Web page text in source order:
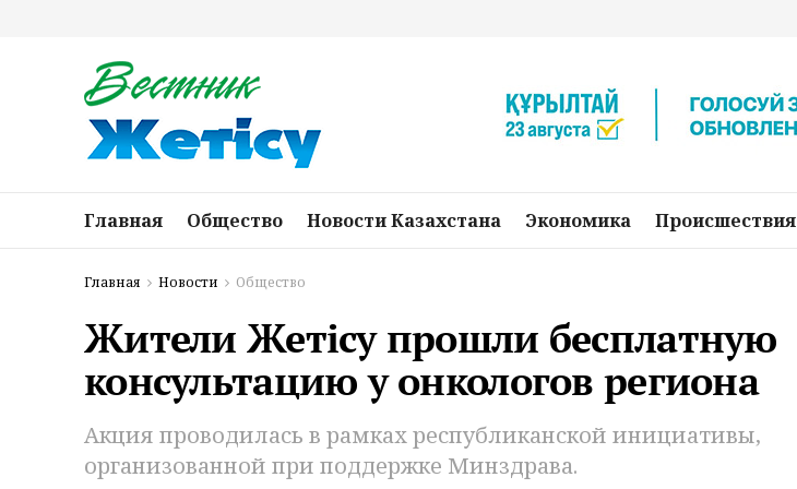
Главная Общество Новости Казахстана Экономика Происшествия
Главная Новости Общество
Жители Жетісу прошли бесплатную
консультацию у онкологов региона
Акция проводилась в рамках республиканской инициативы,
организованной при поддержке Минздрава.